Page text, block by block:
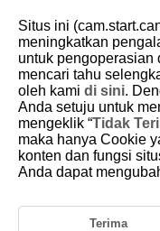
D101-181
Display Settings
You can specify to use
accidentally activating the
Select [ :
Situs ini
meningkatkan
untuk pengoperasian
mencari tahu
oleh kami di sini.
Anda setuju untuk
mengeklik “Tidak
maka hanya Cookie
konten dan fungsi
Anda dapat
Terima